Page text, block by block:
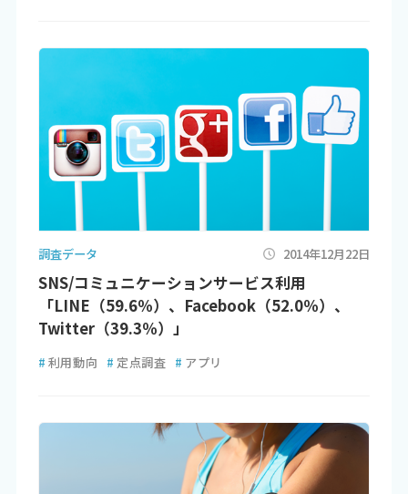
調査データ 2014年12月22日
SNS/コミュニケーションサービス利用
「LINE（59.6％）、Facebook（52.0％）、
Twitter（39.3％）」
# 利用動向 # 定点調査 # アプリ